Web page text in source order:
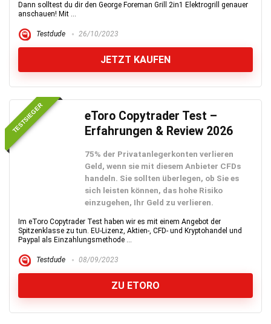
Dann solltest du dir den George Foreman Grill 2in1 Elektrogrill genauer
anschauen! Mit ...
Testdude 26/10/2023
JETZT KAUFEN
TESTSIEGER
eToro Copytrader Test –
Erfahrungen & Review 2026
75% der Privatanlegerkonten verlieren
Geld, wenn sie mit diesem Anbieter CFDs
handeln. Sie sollten überlegen, ob Sie es
sich leisten können, das hohe Risiko
einzugehen, Ihr Geld zu verlieren.
Im eToro Copytrader Test haben wir es mit einem Angebot der
Spitzenklasse zu tun. EU-Lizenz, Aktien-, CFD- und Kryptohandel und
Paypal als Einzahlungsmethode ...
Testdude 08/09/2023
ZU ETORO